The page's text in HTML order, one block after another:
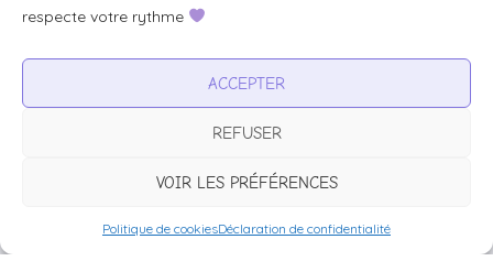
respecte votre rythme
ACCEPTER
REFUSER
VOIR LES PRÉFÉRENCES
Politique de cookiesDéclaration de confidentialité
Professionnels & partenariats
Visibilité pour votre marque
Proposer un produit ou un service